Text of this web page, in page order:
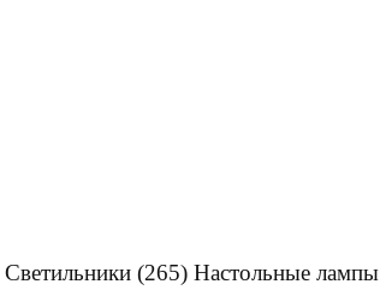
Светильники (265) Настольные лампы